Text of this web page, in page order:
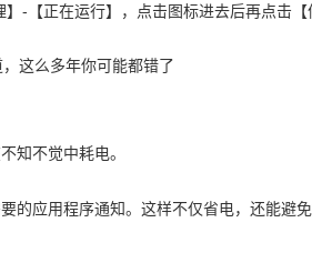
-【正在运行】，点击图标进去后再点击【
知不觉中耗电。
的应用程序通知。这样不仅省电，还能避免